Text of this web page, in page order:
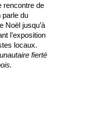
rencontre de
parle du
Noël jusqu’à
l’exposition
locaux.
fierté